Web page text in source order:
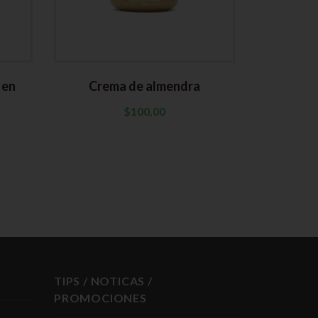
Crema de almendra
$100,00
TIPS / NOTICAS /
PROMOCIONES